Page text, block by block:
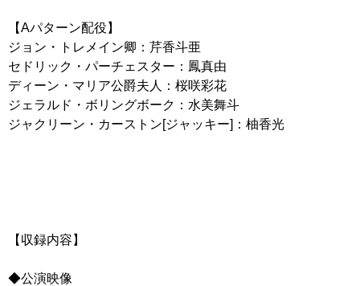
【Aパターン配役】
ジョン・トレメイン卿：芹香斗亜
セドリック・パーチェスター：鳳真由
ディーン・マリア公爵夫人：桜咲彩花
ジェラルド・ボリングボーク：水美舞斗
ジャクリーン・カーストン[ジャッキー]：柚香光
【収録内容】
◆公演映像